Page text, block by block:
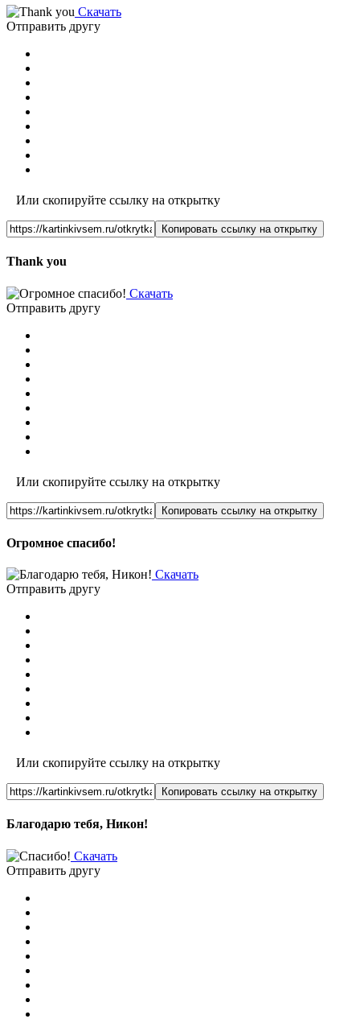
Скачать
Отправить другу
Или скопируйте ссылку на открытку
Копировать ссылку на открытку
Thank you
Скачать
Отправить другу
Или скопируйте ссылку на открытку
Копировать ссылку на открытку
Огромное спасибо!
Скачать
Отправить другу
Или скопируйте ссылку на открытку
Копировать ссылку на открытку
Благодарю тебя, Никон!
Скачать
Отправить другу